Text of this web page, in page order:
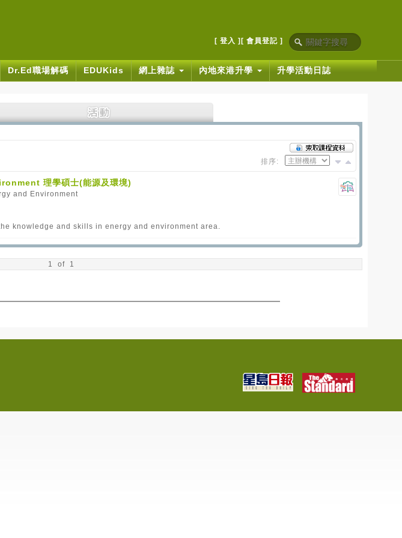
[ 登入 ] [ 會員登記 ]
Dr.Ed職場解碼 EDUKids 網上雜誌 內地來港升學 升學活動日誌
排序:
理學碩士(能源及環境)
and Environment
knowledge and skills in energy and environment area.
1 of 1